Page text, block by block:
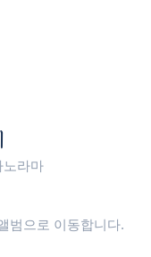
노라마
범으로 이동합니다.